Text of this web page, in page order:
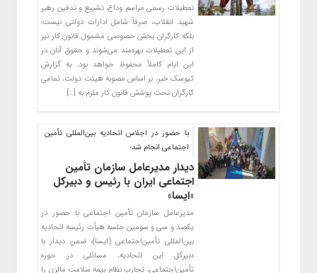
تعطیلات رسمی مراسم وداع، تشییع و تدفین رهبر
شهید انقلاب، صرفاً شامل ادارات دولتی نیست؛
بلکه کارگران بخش خصوصی مشمول قانون کار نیز
از این تعطیلات بهره‌مند می‌شوند و حقوق آنان در
این ایام کاملاً محفوظ خواهد بود. به گزارش
کیوسک خبر، بر اساس مصوبه هیئت دولت، تمامی
کارگران تحت پوشش قانون کار ملزم به […]
با حضور در اجلاس اتحادیه بین‌المللی تأمین
اجتماعی انجام شد؛
دیدار مدیرعامل سازمان تأمین
اجتماعی ایران با رئیس و دبیرکل
«ایسا»
مدیرعامل سازمان تأمین اجتماعی با حضور در
یکصد و سی و سومین جلسه هیأت رئیسه اتحادیه
بین‌المللی تأمین‌اجتماعی (ایسا)، ضمن دیدار با
دبیرکل این اتحادیه، مسائلی در حوزه
تأمین‌اجتماعی، تجارب نظام بیمه سلامت مالزی را